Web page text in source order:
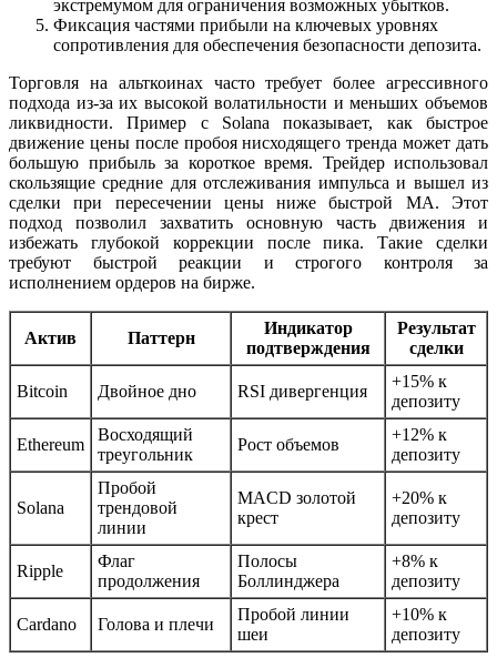
экстремумом для ограничения возможных убытков.
Фиксация частями прибыли на ключевых уровнях
сопротивления для обеспечения безопасности депозита.
Торговля на альткоинах часто требует более агрессивного
подхода из-за их высокой волатильности и меньших объемов
ликвидности. Пример с Solana показывает, как быстрое
движение цены после пробоя нисходящего тренда может дать
большую прибыль за короткое время. Трейдер использовал
скользящие средние для отслеживания импульса и вышел из
сделки при пересечении цены ниже быстрой MA. Этот
подход позволил захватить основную часть движения и
избежать глубокой коррекции после пика. Такие сделки
требуют быстрой реакции и строгого контроля за
исполнением ордеров на бирже.
Актив Паттерн
Индикатор
подтверждения
Результат
сделки
Bitcoin Двойное дно RSI дивергенция
+15% к
депозиту
Ethereum
Восходящий
треугольник
Рост объемов
+12% к
депозиту
Solana
Пробой
трендовой
линии
MACD золотой
крест
+20% к
депозиту
Ripple
Флаг
продолжения
Полосы
Боллинджера
+8% к
депозиту
Cardano Голова и плечи
Пробой линии
шеи
+10% к
депозиту